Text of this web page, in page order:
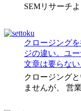
SEMリサーチ
クロージング
ジの違い。ユ
文章は要らない
クロージング
ませんが、 営